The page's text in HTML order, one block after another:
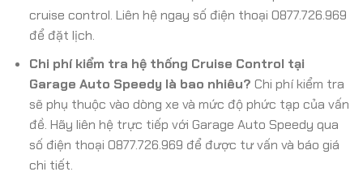
cruise control. Liên hệ ngay số điện thoại 0877.726.969
để đặt lịch.
Chi phí kiểm tra hệ thống Cruise Control tại
Garage Auto Speedy là bao nhiêu? Chi phí kiểm tra
sẽ phụ thuộc vào dòng xe và mức độ phức tạp của vấn
đề. Hãy liên hệ trực tiếp với Garage Auto Speedy qua
số điện thoại 0877.726.969 để được tư vấn và báo giá
chi tiết.